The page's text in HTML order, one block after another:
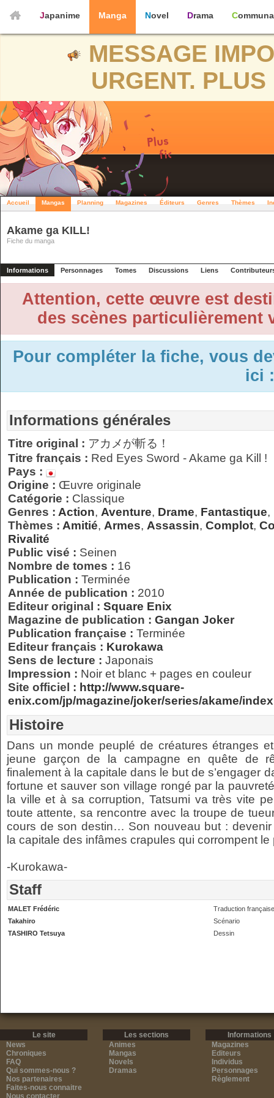
Japanime Manga Novel Drama
MESSAGE
URGENT.
Accueil Mangas Planning Magazines Éditeurs Genres Thèmes
Akame ga KILL!
Fiche du manga
Informations Personnages Tomes Discussions Liens
Attention, cette œuvre est
des scènes particulièrement
Pour compléter la fiche, vous
ici
Informations générales
Titre original : アカメが斬る！
Titre français : Red Eyes Sword - Akame ga Kill !
Pays :
Origine : Œuvre originale
Catégorie : Classique
Genres : Action, Aventure, Drame, Fantastique,
Thèmes : Amitié, Armes, Assassin, Complot,
Rivalité
Public visé : Seinen
Nombre de tomes : 16
Publication : Terminée
Année de publication : 2010
Editeur original : Square Enix
Magazine de publication : Gangan Joker
Publication française : Terminée
Editeur français : Kurokawa
Sens de lecture : Japonais
Impression : Noir et blanc + pages en couleur
Site officiel : http://www.square-
enix.com/jp/magazine/joker/series/akame/
Histoire
Dans un monde peuplé de créatures étranges
jeune garçon de la campagne en quête de
finalement à la capitale dans le but de s’engager
fortune et sauver son village rongé par la
la ville et à sa corruption, Tatsumi va très vite
toute attente, sa rencontre avec la troupe de
cours de son destin… Son nouveau but :
la capitale des infâmes crapules qui corrompent le
-Kurokawa-
Staff
MALET Frédéric
Traduction française
Takahiro
Scénario
TASHIRO Tetsuya
Dessin
Le site
News
Chroniques
FAQ
Qui sommes-nous ?
Nos partenaires
Faites-nous connaitre
Nous contacter
Les sections
Animes
Mangas
Novels
Dramas
Informations
Magazines
Editeurs
Individus
Personnages
Règlement